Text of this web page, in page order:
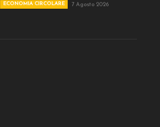
ECONOMIA CIRCOLARE 7 Agosto 2026